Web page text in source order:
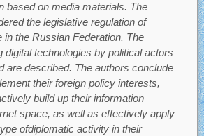
based on media materials. The
the legislative regulation of
in the Russian Federation. The
digital technologies by political actors
are described. The authors conclude
their foreign policy interests,
build up their information
space, as well as effectively apply
ofdiplomatic activity in their